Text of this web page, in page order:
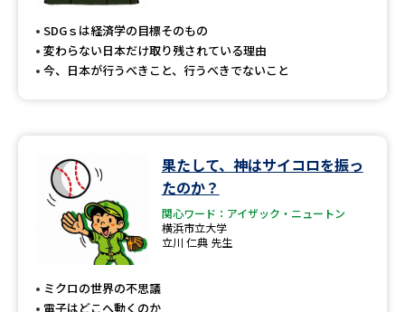
留学・進学関連、塾・予備校
大学入学共通テスト「受験上の
高等学校卒業程度認定試験
高等学校（情報）教員資格認定
大学研究
SDGｓは経済学の目標そのもの
変わらない日本だけ取り残されている理由
今、日本が行うべきこと、行うべきでないこと
果たして、神はサイコロを振っ
たのか？
関心ワード：アイザック・ニュートン
横浜市立大学
立川 仁典 先生
ミクロの世界の不思議
電子はどこへ動くのか